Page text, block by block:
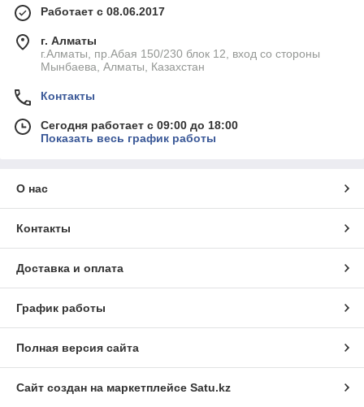
Работает с 08.06.2017
г. Алматы
г.Алматы, пр.Абая 150/230 блок 12, вход со стороны
Мынбаева, Алматы, Казахстан
Контакты
Сегодня работает с 09:00 до 18:00
Показать весь график работы
О нас
Контакты
Доставка и оплата
График работы
Полная версия сайта
Сайт создан на маркетплейсе Satu.kz